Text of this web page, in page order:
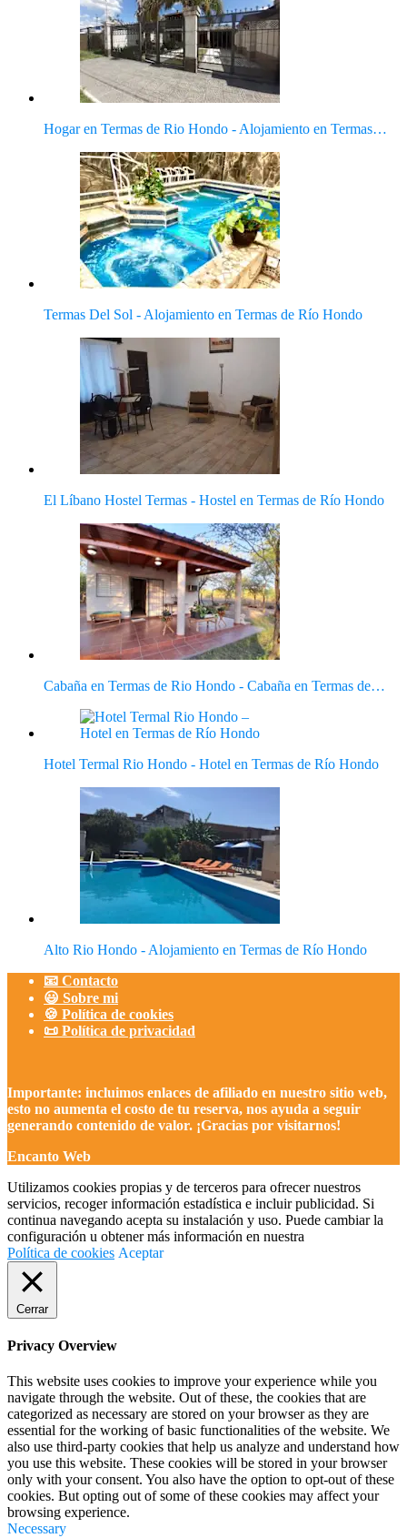
Hogar en Termas de Rio Hondo - Alojamiento en Termas…
Termas Del Sol - Alojamiento en Termas de Río Hondo
El Líbano Hostel Termas - Hostel en Termas de Río Hondo
Cabaña en Termas de Rio Hondo - Cabaña en Termas de…
Hotel Termal Rio Hondo - Hotel en Termas de Río Hondo
Alto Rio Hondo - Alojamiento en Termas de Río Hondo
📧 Contacto
😃 Sobre mi
🍪 Política de cookies
📜 Política de privacidad
Importante: incluimos enlaces de afiliado en nuestro sitio web,
esto no aumenta el costo de tu reserva, nos ayuda a seguir
generando contenido de valor. ¡Gracias por visitarnos!
Encanto Web
Utilizamos cookies propias y de terceros para ofrecer nuestros
servicios, recoger información estadística e incluir publicidad. Si
continua navegando acepta su instalación y uso. Puede cambiar la
configuración u obtener más información en nuestra
Política de cookies Aceptar
Cerrar
Privacy Overview
This website uses cookies to improve your experience while you
navigate through the website. Out of these, the cookies that are
categorized as necessary are stored on your browser as they are
essential for the working of basic functionalities of the website. We
also use third-party cookies that help us analyze and understand how
you use this website. These cookies will be stored in your browser
only with your consent. You also have the option to opt-out of these
cookies. But opting out of some of these cookies may affect your
browsing experience.
Necessary